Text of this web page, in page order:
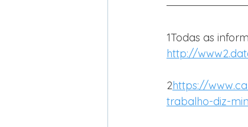
1Todas as
http://
2https://
trabalho-diz-